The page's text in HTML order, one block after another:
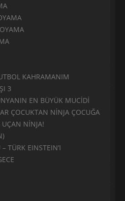
KAHRAMANIM
3
EN BÜYÜK MUCİDİ
ÇOCUKTAN NİNJA ÇOCUĞA
NİNJA!
TÜRK EINSTEIN’I